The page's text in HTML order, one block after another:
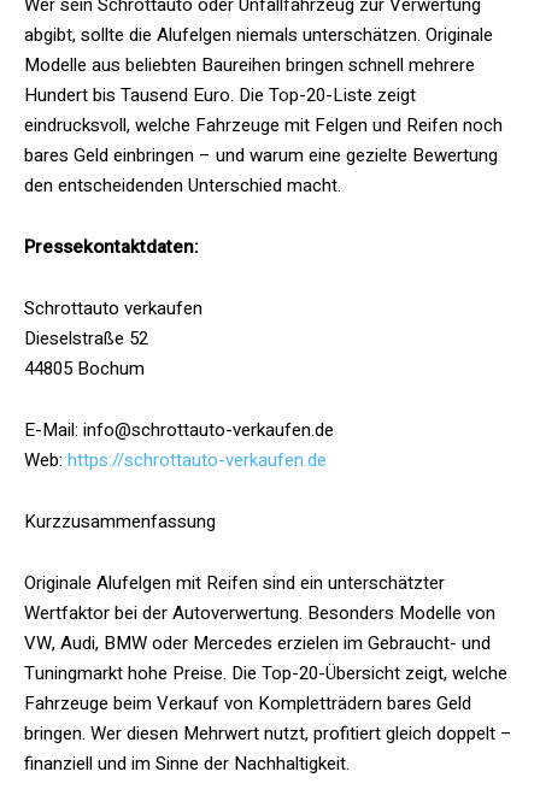
abgibt, sollte die Alufelgen niemals unterschätzen. Originale
Modelle aus beliebten Baureihen bringen schnell mehrere
Hundert bis Tausend Euro. Die Top-20-Liste zeigt
eindrucksvoll, welche Fahrzeuge mit Felgen und Reifen noch
bares Geld einbringen – und warum eine gezielte Bewertung
den entscheidenden Unterschied macht.
Pressekontaktdaten:
Schrottauto verkaufen
Dieselstraße 52
44805 Bochum
E-Mail: info@schrottauto-verkaufen.de
Web: https://schrottauto-verkaufen.de
Kurzzusammenfassung
Originale Alufelgen mit Reifen sind ein unterschätzter
Wertfaktor bei der Autoverwertung. Besonders Modelle von
VW, Audi, BMW oder Mercedes erzielen im Gebraucht- und
Tuningmarkt hohe Preise. Die Top-20-Übersicht zeigt, welche
Fahrzeuge beim Verkauf von Kompletträdern bares Geld
bringen. Wer diesen Mehrwert nutzt, profitiert gleich doppelt –
finanziell und im Sinne der Nachhaltigkeit.